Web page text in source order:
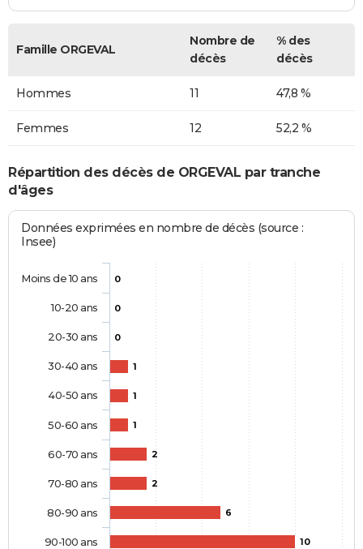
Famille ORGEVAL
Nombre de
décès
% des
décès
Hommes 11 47,8 %
Femmes 12 52,2 %
Répartition des décès de ORGEVAL par tranche
d'âges
Données exprimées en nombre de décès (source :
Insee)
0
0
0
1
1
1
2
2
6
10
Moins de 10 ans
10-20 ans
20-30 ans
30-40 ans
40-50 ans
50-60 ans
60-70 ans
70-80 ans
80-90 ans
90-100 ans